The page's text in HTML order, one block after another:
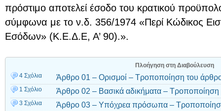
πρόστιμο αποτελεί έσοδο του κρατικού
σύμφωνα με το ν.δ. 356/1974 «Περί Κώδικος
Εσόδων» (Κ.Ε.Δ.Ε, Α’ 90).».
Πλοήγηση στη Διαβούλευση
4 Σχόλια
Άρθρο 01 – Ορισμοί – Τροποποίηση του
1 Σχόλιο Άρθρο 02 – Βασικά αδικήματα –
3 Σχόλια Άρθρο 03 – Υπόχρεα πρόσωπα –